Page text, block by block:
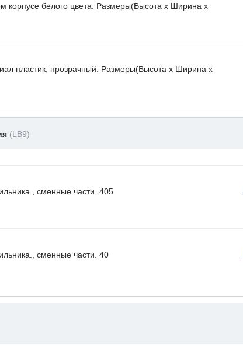
корпусе белого цвета. Размеры(Высота х Ширина х
пластик, прозрачный. Размеры(Высота х Ширина х
(LB9)
сменные части. 405
сменные части. 40